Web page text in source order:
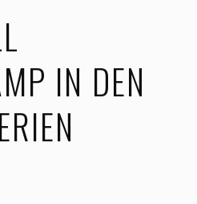
IN DEN